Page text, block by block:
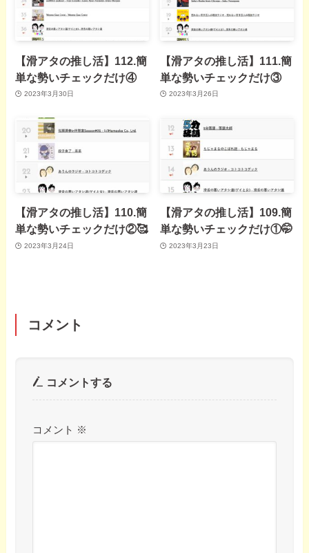
【滑アタの推し活】112.簡
単な勢いチェックだけ④
2023年3月30日
【滑アタの推し活】111.簡
単な勢いチェックだけ③
2023年3月26日
【滑アタの推し活】110.簡
単な勢いチェックだけ②🥰
2023年3月24日
【滑アタの推し活】109.簡
単な勢いチェックだけ①🤭
2023年3月23日
コメント
コメントする
コメント ※